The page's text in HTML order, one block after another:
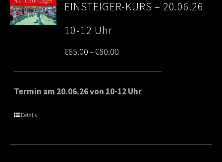
EINSTEIGER-KURS – 20.06.26
10-12 Uhr
€65.00–€80.00
range:
€65.00
Termin am 20.06.26 von 10-12 Uhr
Details